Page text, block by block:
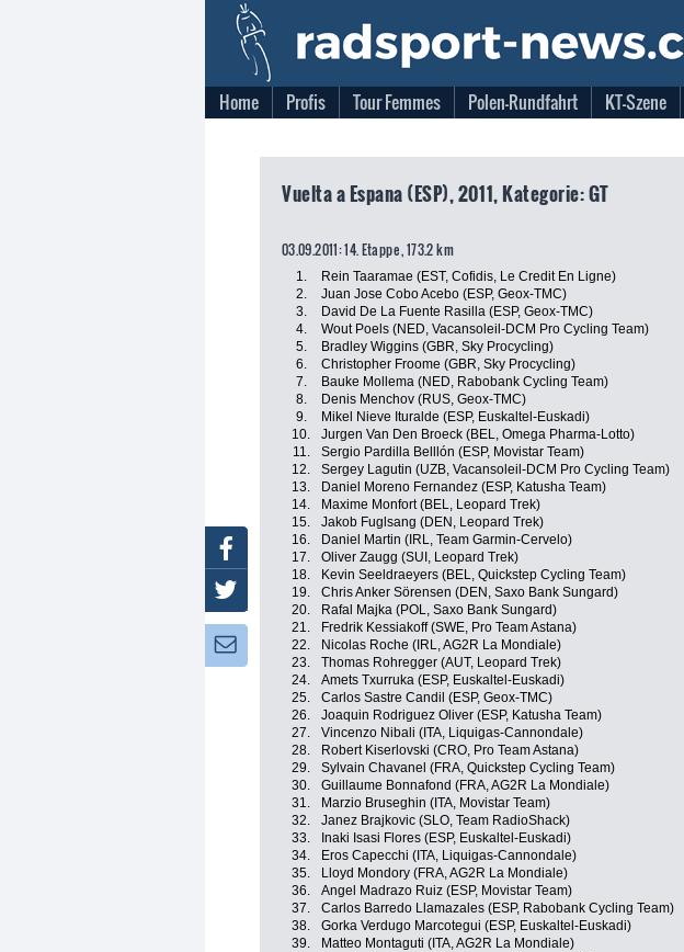
Home Profis Tour Femmes Polen-Rundfahrt KT-Szene
Vuelta a Espana (ESP), 2011, Kategorie: GT
03.09.2011: 14. Etappe , 173.2 km
1. Rein Taaramae (EST, Cofidis, Le Credit En Ligne)
2.
Juan Jose Cobo Acebo (ESP, Geox-TMC)
3.
David De La Fuente Rasilla (ESP, Geox-TMC)
4.
Wout Poels (NED, Vacansoleil-DCM Pro Cycling Team)
5.
Bradley Wiggins (GBR, Sky Procycling)
6.
Christopher Froome (GBR, Sky Procycling)
7.
Bauke Mollema (NED, Rabobank Cycling Team)
8.
Denis Menchov (RUS, Geox-TMC)
9.
Mikel Nieve Ituralde (ESP, Euskaltel-Euskadi)
10.
Jurgen Van Den Broeck (BEL, Omega Pharma-Lotto)
11.
Sergio Pardilla Belllón (ESP, Movistar Team)
12.
Sergey Lagutin (UZB, Vacansoleil-DCM Pro Cycling Team)
13.
Daniel Moreno Fernandez (ESP, Katusha Team)
14.
Maxime Monfort (BEL, Leopard Trek)
15.
Jakob Fuglsang (DEN, Leopard Trek)
16.
Daniel Martin (IRL, Team Garmin-Cervelo)
17.
Oliver Zaugg (SUI, Leopard Trek)
18.
Kevin Seeldraeyers (BEL, Quickstep Cycling Team)
19.
Chris Anker Sörensen (DEN, Saxo Bank Sungard)
20.
Rafal Majka (POL, Saxo Bank Sungard)
21.
Fredrik Kessiakoff (SWE, Pro Team Astana)
22.
Nicolas Roche (IRL, AG2R La Mondiale)
23.
Thomas Rohregger (AUT, Leopard Trek)
24.
Amets Txurruka (ESP, Euskaltel-Euskadi)
25.
Carlos Sastre Candil (ESP, Geox-TMC)
26.
Joaquin Rodriguez Oliver (ESP, Katusha Team)
27.
Vincenzo Nibali (ITA, Liquigas-Cannondale)
28.
Robert Kiserlovski (CRO, Pro Team Astana)
29.
Sylvain Chavanel (FRA, Quickstep Cycling Team)
30.
Guillaume Bonnafond (FRA, AG2R La Mondiale)
31.
Marzio Bruseghin (ITA, Movistar Team)
32.
Janez Brajkovic (SLO, Team RadioShack)
33.
Inaki Isasi Flores (ESP, Euskaltel-Euskadi)
34.
Eros Capecchi (ITA, Liquigas-Cannondale)
35.
Lloyd Mondory (FRA, AG2R La Mondiale)
36.
Angel Madrazo Ruiz (ESP, Movistar Team)
37.
Carlos Barredo Llamazales (ESP, Rabobank Cycling Team)
38.
Gorka Verdugo Marcotegui (ESP, Euskaltel-Euskadi)
39.
Matteo Montaguti (ITA, AG2R La Mondiale)
Facebook
Twitter
Newsletter: